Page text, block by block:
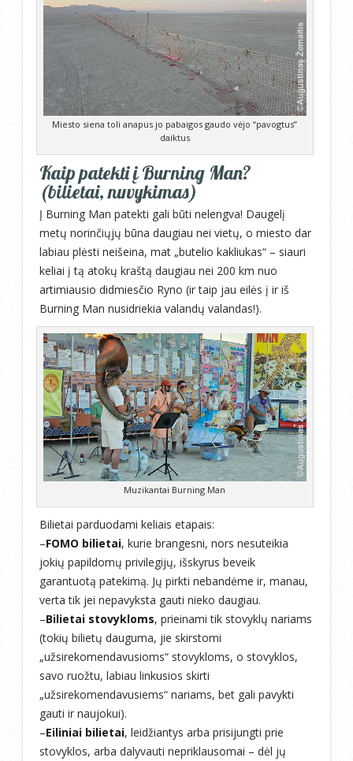
Miesto siena toli anapus jo pabaigos gaudo vėjo “pavogtus”
daiktus
Kaip patekti į Burning Man?
(bilietai, nuvykimas)
Į Burning Man patekti gali būti nelengva! Daugelį
metų norinčiųjų būna daugiau nei vietų, o miesto dar
labiau plėsti neišeina, mat „butelio kakliukas“ – siauri
keliai į tą atokų kraštą daugiau nei 200 km nuo
artimiausio didmiesčio Ryno (ir taip jau eilės į ir iš
Burning Man nusidriekia valandų valandas!).
Muzikantai Burning Man
Bilietai parduodami keliais etapais:
–FOMO bilietai, kurie brangesni, nors nesuteikia
jokių papildomų privilegijų, išskyrus beveik
garantuotą patekimą. Jų pirkti nebandėme ir, manau,
verta tik jei nepavyksta gauti nieko daugiau.
–Bilietai stovykloms, prieinami tik stovyklų nariams
(tokių bilietų dauguma, jie skirstomi
„užsirekomendavusioms“ stovykloms, o stovyklos,
savo ruožtu, labiau linkusios skirti
„užsirekomendavusiems“ nariams, bet gali pavykti
gauti ir naujokui).
–Eiliniai bilietai, leidžiantys arba prisijungti prie
stovyklos, arba dalyvauti nepriklausomai – dėl jų